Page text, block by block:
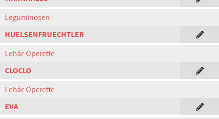
Leguminosen
HUELSENFRUECHTLER
Lehár-Operette
CLOCLO
Lehár-Operette
EVA